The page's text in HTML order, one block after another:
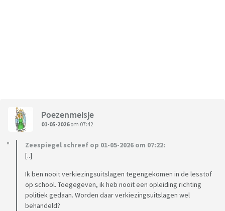
Poezenmeisje
01-05-2026om 07:42
Zeespiegel schreef op 01-05-2026 om 07:22:
[..]
Ik ben nooit verkiezingsuitslagen tegengekomen in de lesstof
op school. Toegegeven, ik heb nooit een opleiding richting
politiek gedaan. Worden daar verkiezingsuitslagen wel
behandeld?